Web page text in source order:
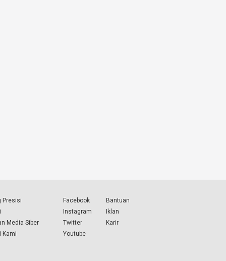
Presisi
Media Siber
Kami
Facebook
Instagram
Twitter
Youtube
Bantuan
Iklan
Karir